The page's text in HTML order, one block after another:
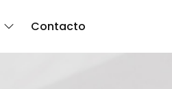
Contacto